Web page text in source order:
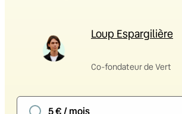
Loup Espargilière
Co-fondateur de Vert
5 € / mois